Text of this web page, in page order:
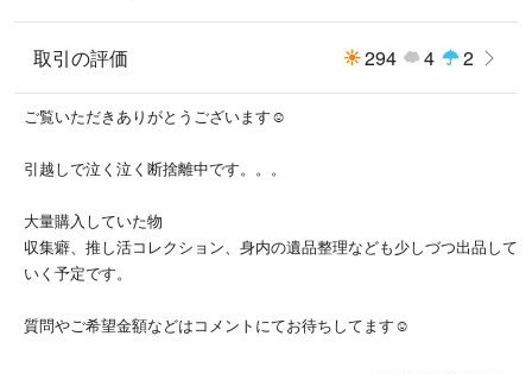
取引の評価 294 4 2
ご覧いただきありがとうございます☺︎
引越しで泣く泣く断捨離中です。。。
大量購入していた物
収集癖、推し活コレクション、身内の遺品整理なども少しづつ出品して
いく予定です。
質問やご希望金額などはコメントにてお待ちしてます☺︎